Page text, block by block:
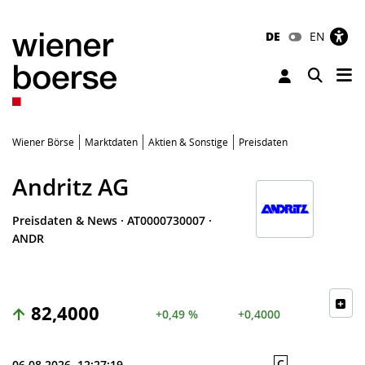
DE EN
Toggle
Wiener Börse Marktdaten Aktien & Sonstige Preisdaten
Andritz AG
Preisdaten & News · AT0000730007 ·
ANDR
82,4000 +0,49 % +0,4000